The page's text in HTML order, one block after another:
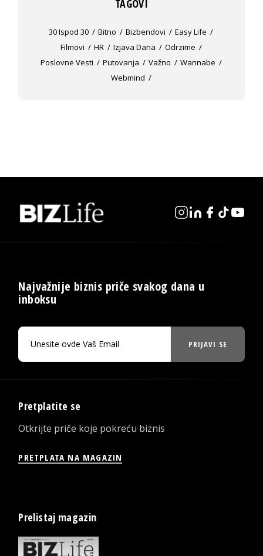
TAGOVI
30 Ispod 30 Bitno Bizbendovi
Easy Life
Filmovi
HR Izjava Dana
Odrzime
Poslovne Vesti
Putovanja Važno
Wannabe
Webmind
Najvažnije biznis priče svakog dana u
inboksu
PRIJAVI SE
Pretplatite se
Otkrijte priče koje pokreću biznis
PRETPLATA NA MAGAZIN
Prelistaj magazin